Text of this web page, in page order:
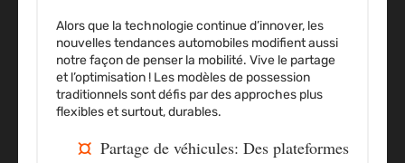
Alors que la technologie continue d’innover, les
nouvelles tendances automobiles modifient aussi
notre façon de penser la mobilité. Vive le partage
et l’optimisation ! Les modèles de possession
traditionnels sont défis par des approches plus
flexibles et surtout, durables.
Partage de véhicules: Des plateformes